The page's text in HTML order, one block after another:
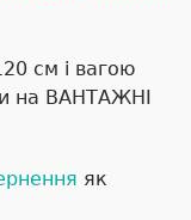
см і вагою
на ВАНТАЖНІ
як